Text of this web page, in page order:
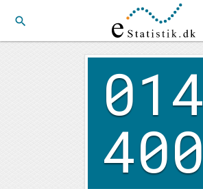
search
014
400